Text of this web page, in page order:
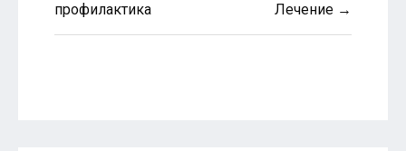
профилактика
Лечение →